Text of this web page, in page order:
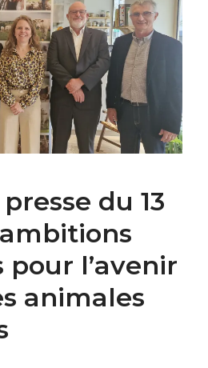
du 13
pour l’avenir
animales